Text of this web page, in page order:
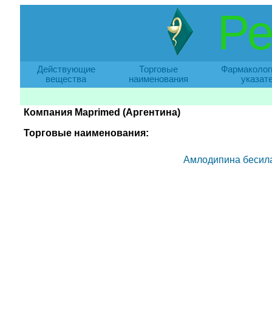
Действующие
вещества
Торговые
наименования
Компания Maprimed (Аргентина)
Торговые наименования:
Амлодипина